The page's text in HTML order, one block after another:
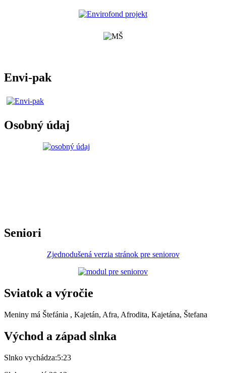
Envi-pak
Osobný údaj
Seniori
Zjednodušená verzia stránok pre seniorov
Sviatok a výročie
Meniny má Štefánia , Kajetán, Afra, Afrodita, Kajetána, Štefana
Východ a západ slnka
Slnko vychádza:5:23